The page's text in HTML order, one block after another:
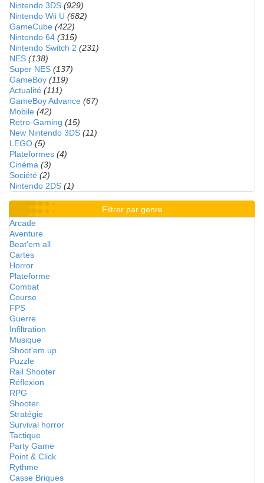
Nintendo 3DS (929)
Nintendo Wii U (682)
GameCube (422)
Nintendo 64 (315)
Nintendo Switch 2 (231)
NES (138)
Super NES (137)
GameBoy (119)
Actualité (111)
GameBoy Advance (67)
Mobile (42)
Retro-Gaming (15)
New Nintendo 3DS (11)
LEGO (5)
Plateformes (4)
Cinéma (3)
Société (2)
Nintendo 2DS (1)
Filtrer par genre
Arcade
Aventure
Beat'em all
Cartes
Horror
Plateforme
Combat
Course
FPS
Guerre
Infiltration
Musique
Shoot'em up
Puzzle
Rail Shooter
Réflexion
RPG
Shooter
Stratégie
Survival horror
Tactique
Party Game
Point & Click
Rythme
Casse Briques